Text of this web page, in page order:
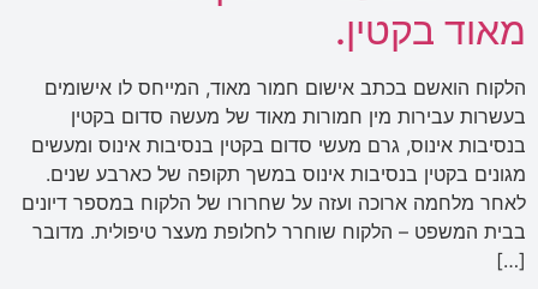
מאוד בקטין.
הלקוח הואשם בכתב אישום חמור מאוד, המייחס לו אישומים
בעשרות עבירות מין חמורות מאוד של מעשה סדום בקטין
בנסיבות אינוס, גרם מעשי סדום בקטין בנסיבות אינוס ומעשים
מגונים בקטין בנסיבות אינוס במשך תקופה של כארבע שנים.
לאחר מלחמה ארוכה ועזה על שחרורו של הלקוח במספר דיונים
בבית המשפט – הלקוח שוחרר לחלופת מעצר טיפולית. מדובר
[…]